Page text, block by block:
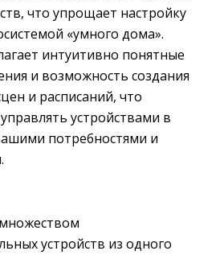
что упрощает настройку
«умного дома».
интуитивно понятные
и возможность создания
и расписаний, что
устройствами в
потребностями и
устройств из одного